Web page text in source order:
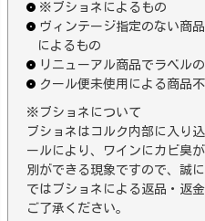
※ブショネによるもの
ヴィンテージ指定のない商
によるもの
リニューアル商品でラベル
クール便未使用による商品
※ブショネについて
ブショネはコルク内部に入り
ールにより、ワインにカビ臭
別ができる現象ですので、誠
ではブショネによる返品・返
ご了承ください。